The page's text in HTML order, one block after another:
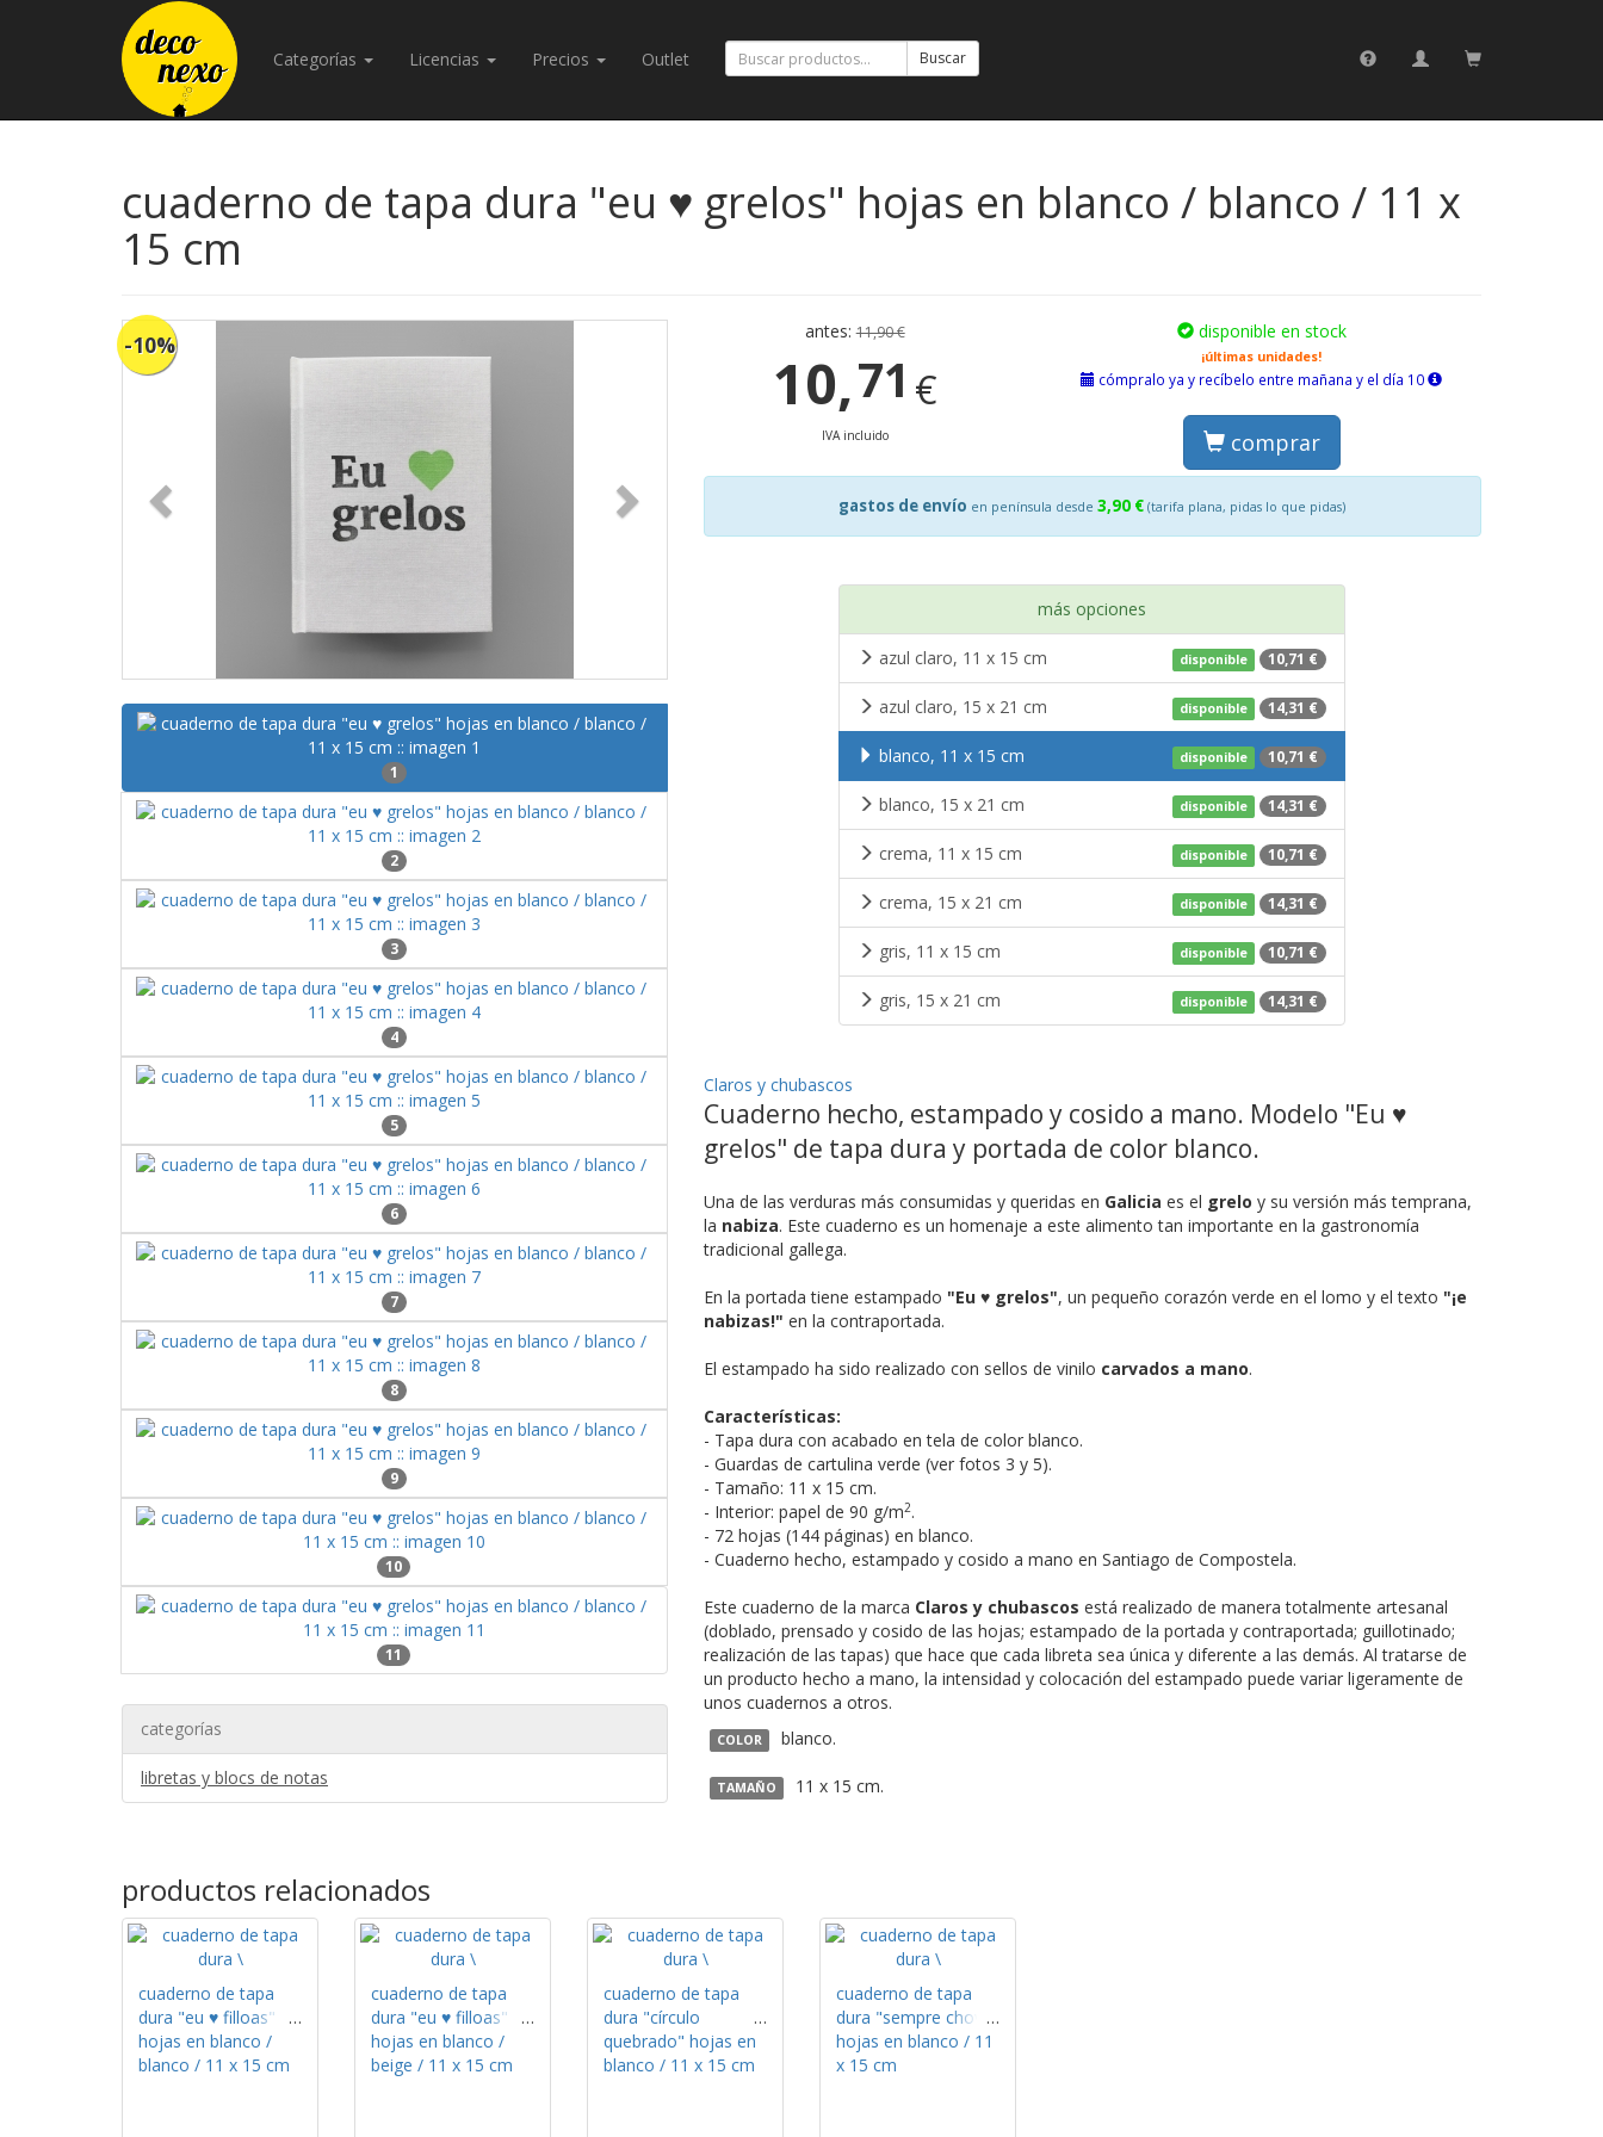
Categorías Licencias Precios Outlet Buscar
cuaderno de tapa dura "eu ♥ grelos" hojas en blanco / blanco / 11 x
15 cm
-10%
1
2
3
4
5
6
7
8
9
10
11
categorías
libretas y blocs de notas
antes:11,90 €
10,71 €
IVA incluido
disponible en stock
¡últimas unidades!
cómpralo ya y recíbelo entre mañana y el día 10
comprar
gastos de envío en península desde 3,90 € (tarifa plana, pidas lo que pidas)
más opciones
disponible 10,71 €
azul claro, 11 x 15 cm
disponible 14,31 €
azul claro, 15 x 21 cm
disponible 10,71 €
blanco, 11 x 15 cm
disponible 14,31 €
blanco, 15 x 21 cm
disponible 10,71 €
crema, 11 x 15 cm
disponible 14,31 €
crema, 15 x 21 cm
disponible 10,71 €
gris, 11 x 15 cm
disponible 14,31 €
gris, 15 x 21 cm
Claros y chubascos
Cuaderno hecho, estampado y cosido a mano. Modelo "Eu ♥
grelos" de tapa dura y portada de color blanco.
Una de las verduras más consumidas y queridas en Galicia es el grelo y su versión más temprana,
la nabiza. Este cuaderno es un homenaje a este alimento tan importante en la gastronomía
tradicional gallega.
En la portada tiene estampado "Eu ♥ grelos", un pequeño corazón verde en el lomo y el texto "¡e
nabizas!" en la contraportada.
El estampado ha sido realizado con sellos de vinilo carvados a mano.
Características:
- Tapa dura con acabado en tela de color blanco.
- Guardas de cartulina verde (ver fotos 3 y 5).
- Tamaño: 11 x 15 cm.
- Interior: papel de 90 g/m2.
- 72 hojas (144 páginas) en blanco.
- Cuaderno hecho, estampado y cosido a mano en Santiago de Compostela.
Este cuaderno de la marca Claros y chubascos está realizado de manera totalmente artesanal
(doblado, prensado y cosido de las hojas; estampado de la portada y contraportada; guillotinado;
realización de las tapas) que hace que cada libreta sea única y diferente a las demás. Al tratarse de
un producto hecho a mano, la intensidad y colocación del estampado puede variar ligeramente de
unos cuadernos a otros.
COLOR blanco.
TAMAÑO 11 x 15 cm.
productos relacionados
cuaderno de tapa
dura "eu ♥ filloas"
hojas en blanco /
blanco / 11 x 15 cm
cuaderno de tapa
dura "eu ♥ filloas"
hojas en blanco /
beige / 11 x 15 cm
cuaderno de tapa
dura "círculo
quebrado" hojas en
blanco / 11 x 15 cm
cuaderno de tapa
dura "sempre chove"
hojas en blanco / 11
x 15 cm